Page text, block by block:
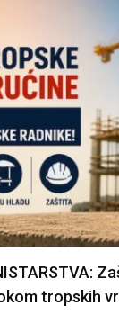
vrućina